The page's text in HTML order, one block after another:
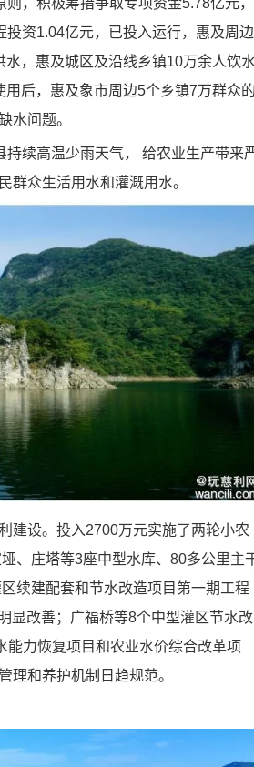
，积极筹措争取专项资金5.78亿元，
投资1.04亿元，已投入运行，惠及周
水，惠及城区及沿线乡镇10万余人饮
后，惠及象市周边5个乡镇7万群众
水问题。
续高温少雨天气， 给农业生产带来
群众生活用水和灌溉用水。
设。投入2700万元实施了两轮小农
、庄塔等3座中型水库、80多公里主
续建配套和节水改造项目第一期工程
显改善；广福桥等8个中型灌区节水改
力恢复项目和农业水价综合改革项
理和养护机制日趋规范。